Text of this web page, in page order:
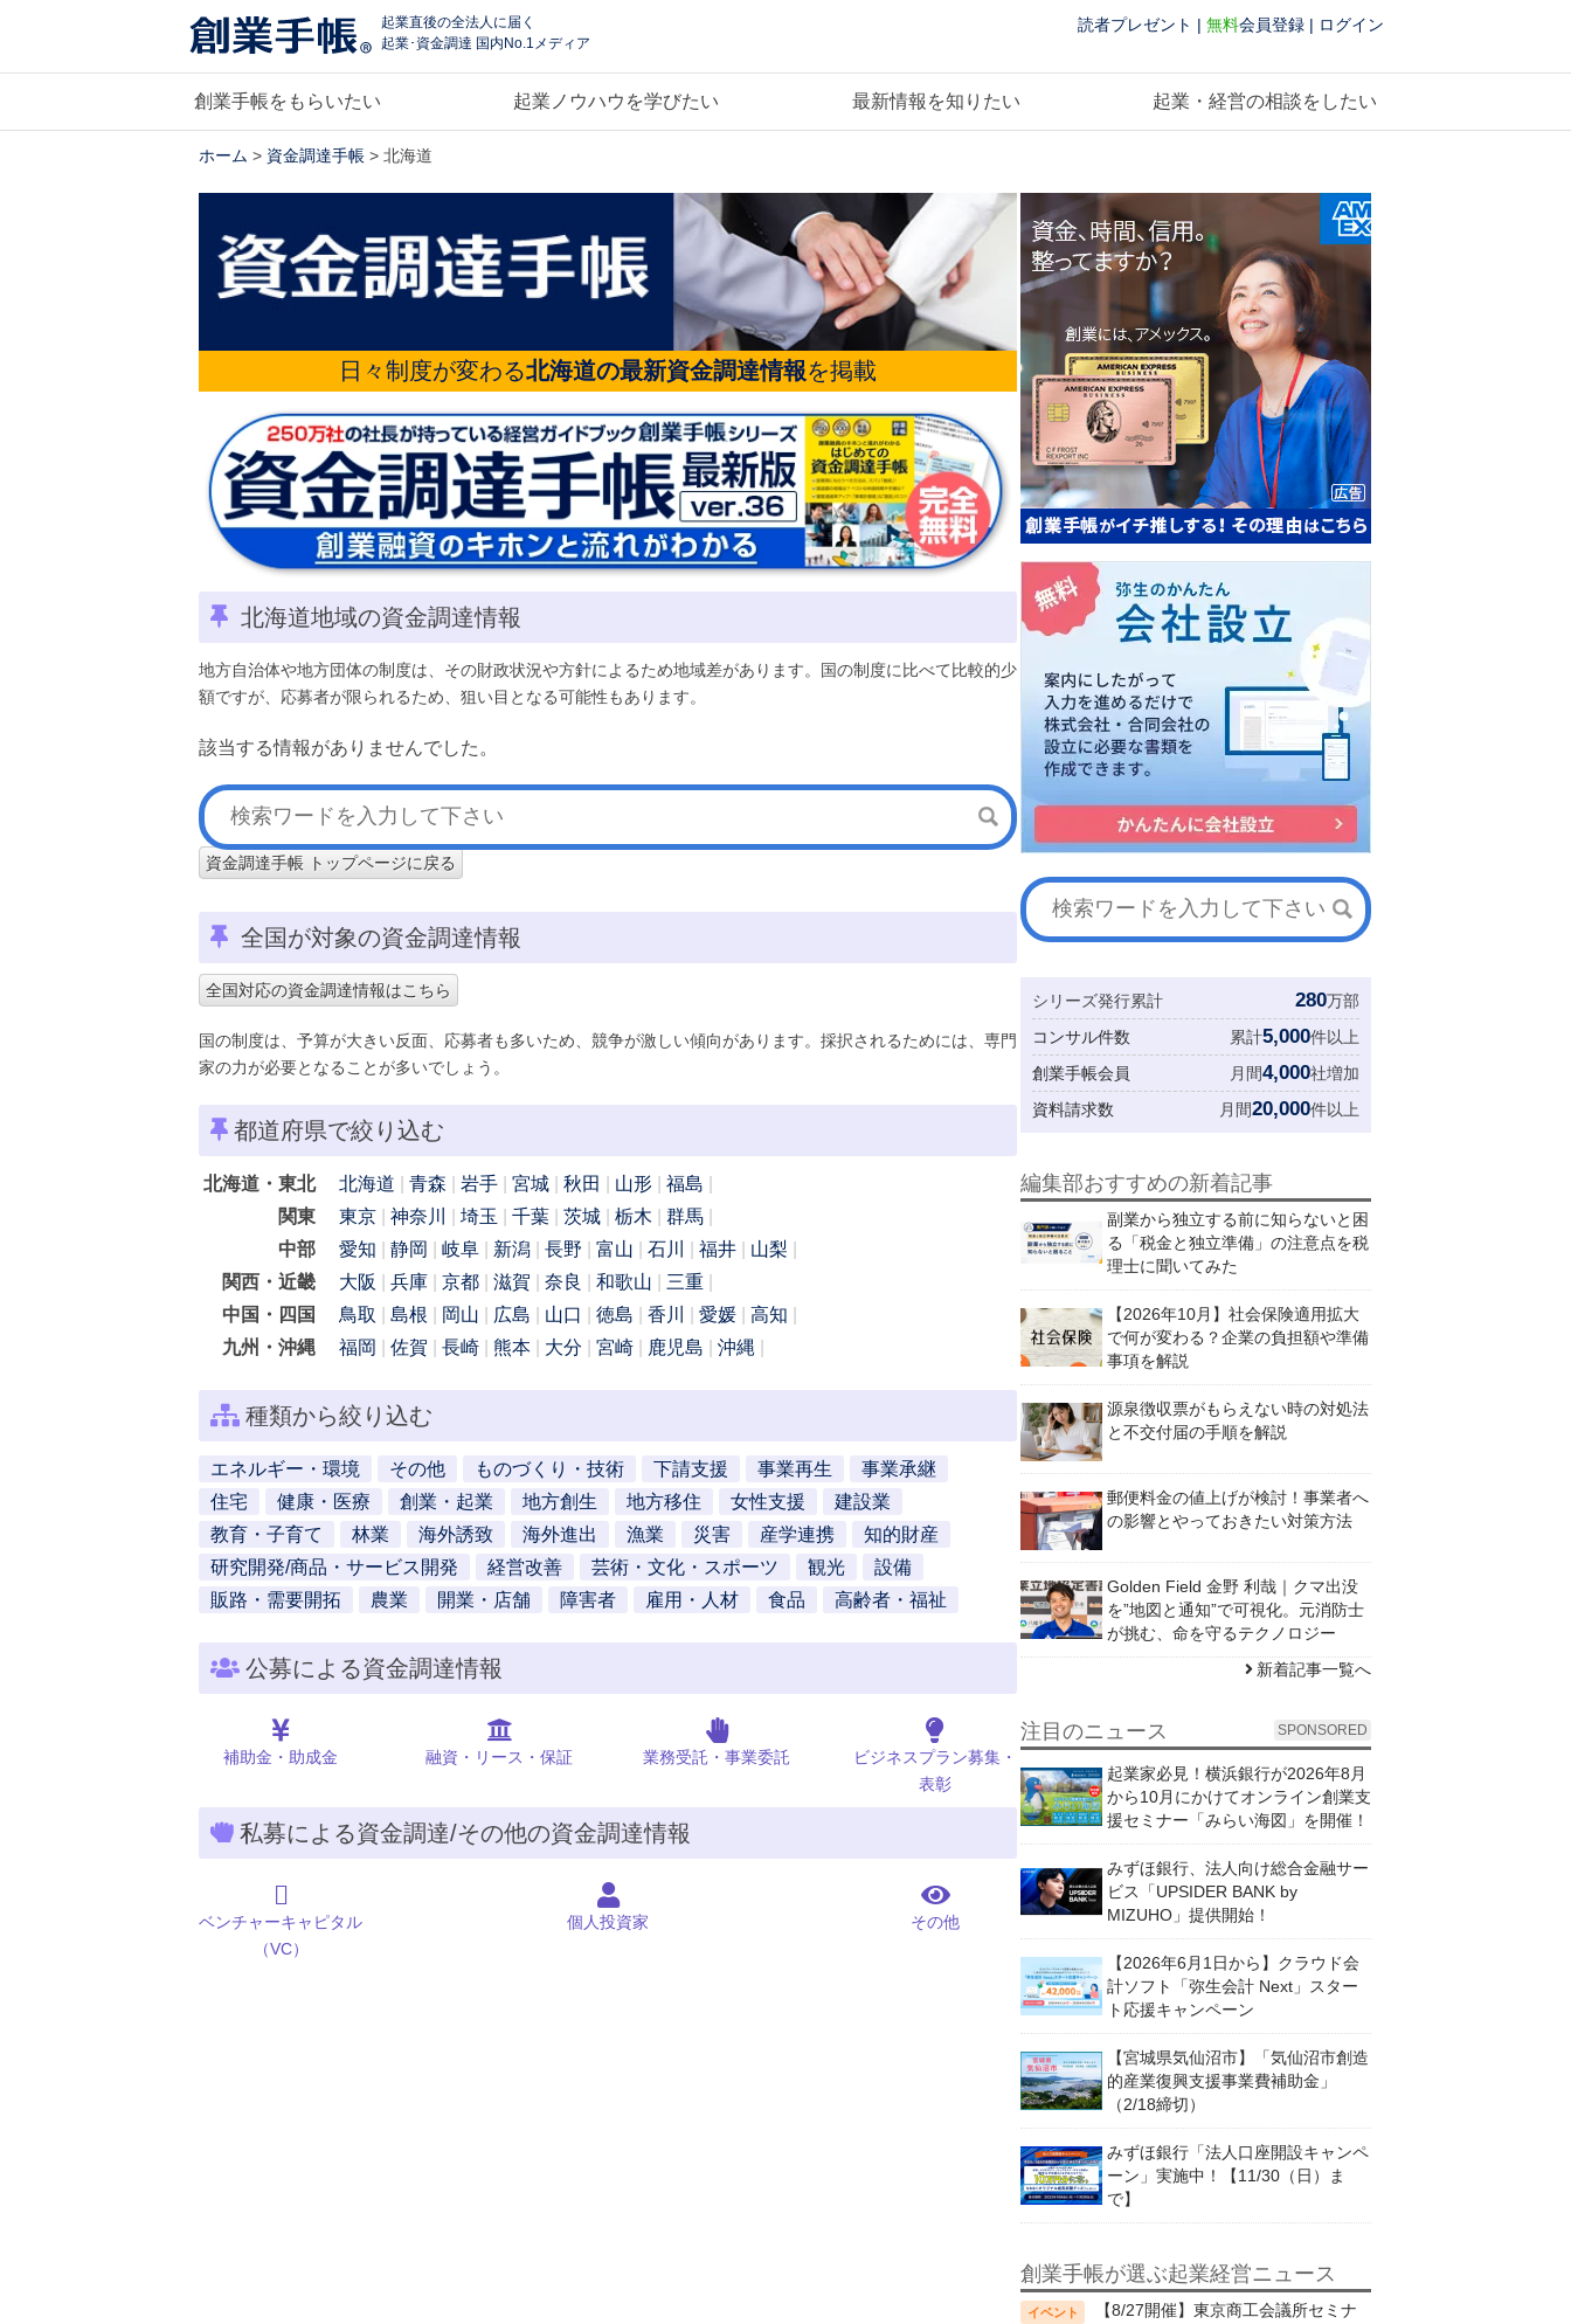
起業直後の全法人に届く
起業･資金調達 国内No.1メディア
読者プレゼント | 無料会員登録 | ログイン
創業手帳をもらいたい 起業ノウハウを学びたい 最新情報を知りたい 起業・経営の相談をしたい
ホーム > 資金調達手帳 > 北海道
日々制度が変わる北海道の最新資金調達情報を掲載
北海道地域の資金調達情報
地方自治体や地方団体の制度は、その財政状況や方針によるため地域差があります。国の制度に比べて比較的少
額ですが、応募者が限られるため、狙い目となる可能性もあります。
該当する情報がありませんでした。
資金調達手帳 トップページに戻る
全国が対象の資金調達情報
全国対応の資金調達情報はこちら
国の制度は、予算が大きい反面、応募者も多いため、競争が激しい傾向があります。採択されるためには、専門
家の力が必要となることが多いでしょう。
都道府県で絞り込む
北海道・東北 北海道 青森 岩手 宮城 秋田 山形
福島
関東
東京 神奈川 埼玉 千葉 茨城 栃木
群馬
中部
愛知 静岡 岐阜 新潟 長野 富山 石川 福井
山梨
関西・近畿
大阪 兵庫 京都 滋賀 奈良 和歌山
三重
中国・四国
鳥取 島根 岡山 広島 山口 徳島 香川 愛媛
高知
九州・沖縄
福岡 佐賀 長崎 熊本 大分 宮崎 鹿児島 沖縄
種類から絞り込む
エネルギー・環境 その他 ものづくり・技術 下請支援 事業再生
事業承継
住宅
健康・医療 創業・起業 地方創生 地方移住 女性支援
建設業
教育・子育て
林業 海外誘致 海外進出 漁業 災害 産学連携
知的財産
研究開発/商品・サービス開発
経営改善 芸術・文化・スポーツ 観光
設備
販路・需要開拓
農業 開業・店舗 障害者 雇用・人材 食品 高齢者・福祉
公募による資金調達情報
補助金・助成金 融資・リース・保証 業務受託・事業委託
ビジネスプラン募集・
表彰
私募による資金調達/その他の資金調達情報
ベンチャーキャピタル
（VC）
個人投資家 その他
シリーズ発行累計 280万部
コンサル件数
累計5,000件以上
創業手帳会員
月間4,000社増加
資料請求数
月間20,000件以上
編集部おすすめの新着記事
副業から独立する前に知らないと困
る「税金と独立準備」の注意点を税
理士に聞いてみた
【2026年10月】社会保険適用拡大
で何が変わる？企業の負担額や準備
事項を解説
源泉徴収票がもらえない時の対処法
と不交付届の手順を解説
郵便料金の値上げが検討！事業者へ
の影響とやっておきたい対策方法
Golden Field 金野 利哉｜クマ出没
を”地図と通知”で可視化。元消防士
が挑む、命を守るテクノロジー
新着記事一覧へ
注目のニュース SPONSORED
起業家必見！横浜銀行が2026年8月
から10月にかけてオンライン創業支
援セミナー「みらい海図」を開催！
みずほ銀行、法人向け総合金融サー
ビス「UPSIDER BANK by
MIZUHO」提供開始！
【2026年6月1日から】クラウド会
計ソフト「弥生会計 Next」スター
ト応援キャンペーン
【宮城県気仙沼市】「気仙沼市創造
的産業復興支援事業費補助金」
（2/18締切）
みずほ銀行「法人口座開設キャンペ
ーン」実施中！【11/30（日）ま
で】
創業手帳が選ぶ起業経営ニュース
【8/27開催】東京商工会議所セミナ